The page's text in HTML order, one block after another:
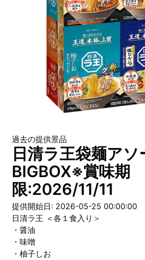
過去の提供景品
日清ラ王袋麺アソ
BIGBOX※賞味期
限:2026/11/11
提供開始日: 2026-05-25 00:00:00
日清ラ王 ＜各１食入り＞
・醤油
・味噌
・柚子しお